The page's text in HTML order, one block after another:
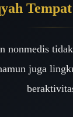
nonmedis
juga